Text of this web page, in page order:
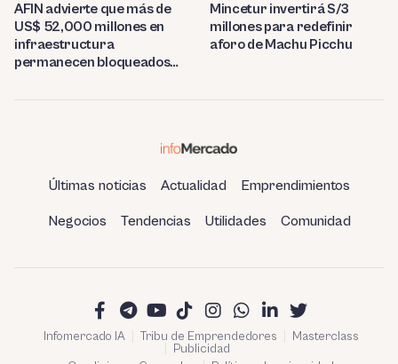
AFIN advierte que más de
US$ 52,000 millones en
infraestructura
permanecen bloqueados
Mincetur invertirá S/3
millones para redefinir
aforo de Machu Picchu
Últimas noticias Actualidad Emprendimientos
Negocios Tendencias Utilidades Comunidad
Infomercado IA Tribu de Emprendedores
Masterclass
Publicidad